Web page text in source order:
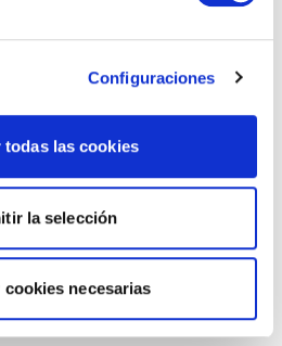
Configuraciones
todas las cookies
la selección
cookies necesarias